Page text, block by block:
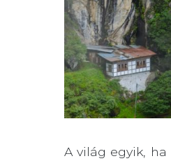
A világ egyik,